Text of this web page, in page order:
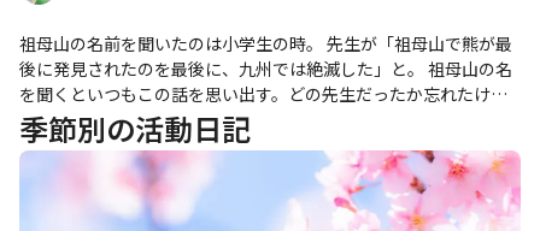
祖母山の名前を聞いたのは小学生の時。 先生が「祖母山で熊が最
後に発見されたのを最後に、九州では絶滅した」と。 祖母山の名
を聞くといつもこの話を思い出す。どの先生だったか忘れたけ
ど… この時から、いつかは行ってみたい山になって、かれこれ40
年。 前日の早朝ランの時に縁があって、ようやく行く事ができた
😆 しかも、傾山祖母山周回1dayチャレンジ👍 このタイミングを逃
したくなかったので、予定を急きょキャンセルしてまで行ってき
季節別の活動日記